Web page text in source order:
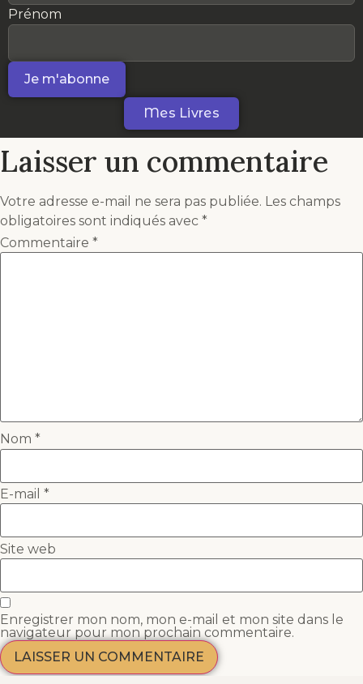
Prénom
Mes Livres
Laisser un commentaire
Votre adresse e-mail ne sera pas publiée. Les champs
obligatoires sont indiqués avec *
Commentaire *
Nom *
E-mail *
Site web
Enregistrer mon nom, mon e-mail et mon site dans le
navigateur pour mon prochain commentaire.